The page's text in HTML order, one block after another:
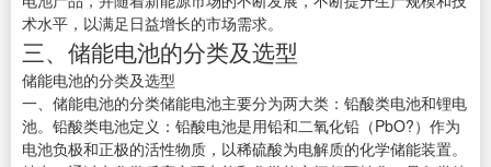
术水平，以满足日益增长的市场需求。
三、储能电池的分类及选型
储能电池的分类及选型
一、储能电池的分类储能电池主要分为两大类：铅酸类电池和锂电
池。铅酸类电池定义：铅酸电池是用铅和二氧化铅（PbO?）作为
电池负极和正极的活性物质，以稀硫酸为电解质的化学储能装置。